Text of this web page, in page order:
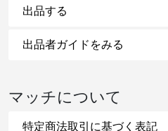
出品する
出品者ガイドをみる
マッチについて
特定商法取引に基づく表記